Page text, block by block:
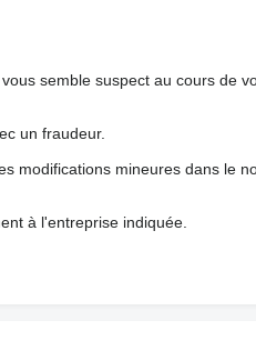
semble suspect au cours de
un fraudeur.
modifications mineures dans le
à l'entreprise indiquée.